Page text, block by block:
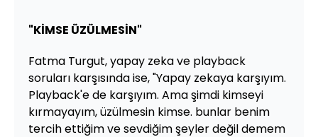
"KİMSE ÜZÜLMESİN"
Fatma Turgut, yapay zeka ve playback
soruları karşısında ise, "Yapay zekaya karşıyım.
Playback'e de karşıyım. Ama şimdi kimseyi
kırmayayım, üzülmesin kimse. bunlar benim
tercih ettiğim ve sevdiğim şeyler değil demem